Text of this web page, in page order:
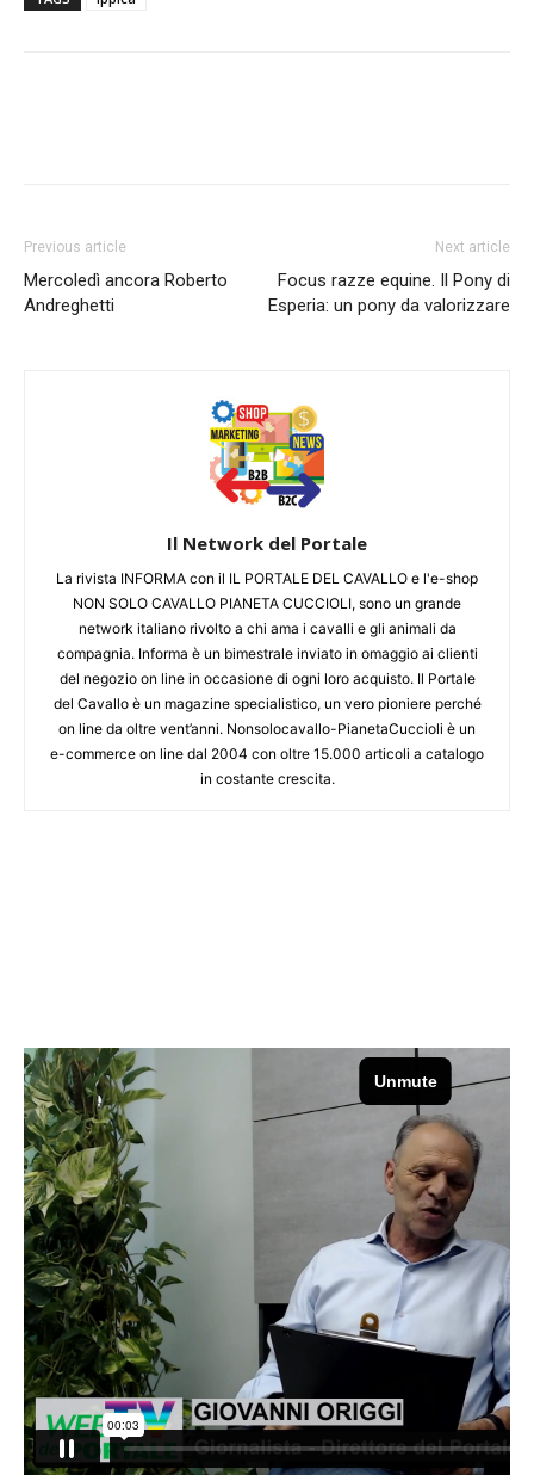
Previous article
Mercoledì ancora Roberto
Andreghetti
Next article
Focus razze equine. Il Pony di
Esperia: un pony da valorizzare
Il Network del Portale
La rivista INFORMA con il IL PORTALE DEL CAVALLO e l'e-shop
NON SOLO CAVALLO PIANETA CUCCIOLI, sono un grande
network italiano rivolto a chi ama i cavalli e gli animali da
compagnia. Informa è un bimestrale inviato in omaggio ai clienti
del negozio on line in occasione di ogni loro acquisto. Il Portale
del Cavallo è un magazine specialistico, un vero pioniere perché
on line da oltre vent’anni. Nonsolocavallo-PianetaCuccioli è un
e-commerce on line dal 2004 con oltre 15.000 articoli a catalogo
in costante crescita.